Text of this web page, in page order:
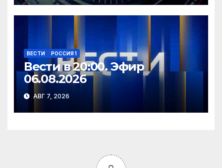
ВЕСТИ РОССИЯ 1
Вести в 20:00. Эфир
06.08.2026
АВГ 7, 2026